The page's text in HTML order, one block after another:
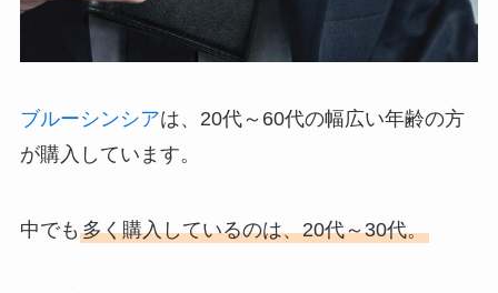
ブルーシンシアは、20代～60代の幅広い年齢の方
が購入しています。
中でも 多く購入しているのは、20代～30代。